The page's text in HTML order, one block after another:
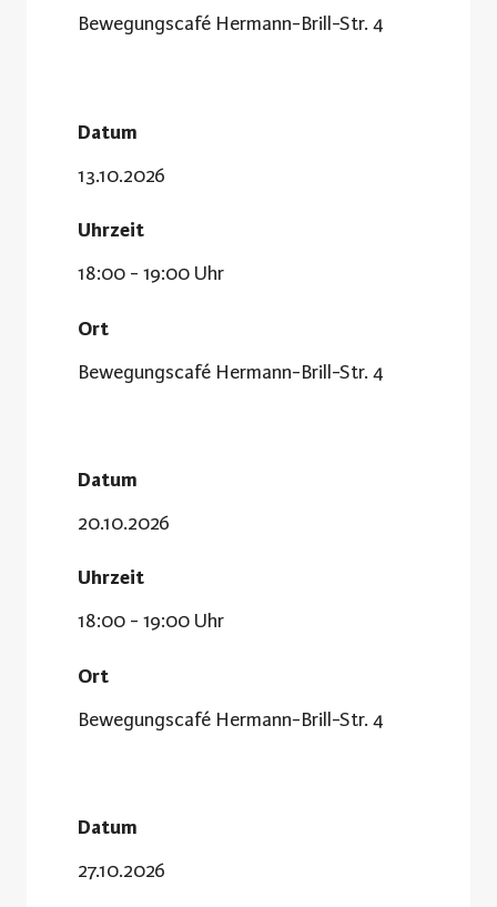
Bewegungscafé Hermann-Brill-Str. 4
Datum
13.10.2026
Uhrzeit
18:00 - 19:00 Uhr
Ort
Bewegungscafé Hermann-Brill-Str. 4
Datum
20.10.2026
Uhrzeit
18:00 - 19:00 Uhr
Ort
Bewegungscafé Hermann-Brill-Str. 4
Datum
27.10.2026